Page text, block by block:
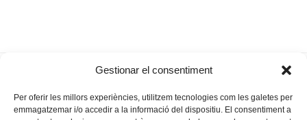
Gestionar el consentiment
Per oferir les millors experiències, utilitzem tecnologies com les galetes per
emmagatzemar i/o accedir a la informació del dispositiu. El consentiment a
capacitat de respirar?
next